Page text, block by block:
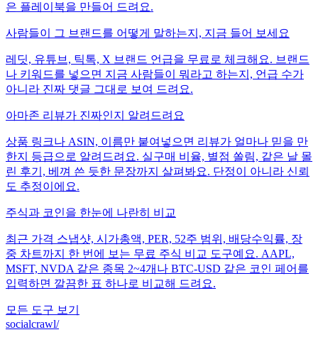
은 플레이북을 만들어 드려요.
사람들이 그 브랜드를 어떻게 말하는지, 지금 들어 보세요
레딧, 유튜브, 틱톡, X 브랜드 언급을 무료로 체크해요. 브랜드
나 키워드를 넣으면 지금 사람들이 뭐라고 하는지, 언급 수가
아니라 진짜 댓글 그대로 보여 드려요.
아마존 리뷰가 진짜인지 알려드려요
상품 링크나 ASIN, 이름만 붙여넣으면 리뷰가 얼마나 믿을 만
한지 등급으로 알려드려요. 실구매 비율, 별점 쏠림, 같은 날 몰
린 후기, 베껴 쓴 듯한 문장까지 살펴봐요. 단정이 아니라 신뢰
도 추정이에요.
주식과 코인을 한눈에 나란히 비교
최근 가격 스냅샷, 시가총액, PER, 52주 범위, 배당수익률, 장
중 차트까지 한 번에 보는 무료 주식 비교 도구예요. AAPL,
MSFT, NVDA 같은 종목 2~4개나 BTC-USD 같은 코인 페어를
입력하면 깔끔한 표 하나로 비교해 드려요.
모든 도구 보기
socialcrawl/